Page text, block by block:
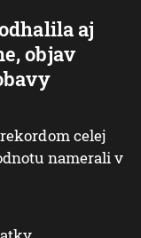
aj
objav
celej
namerali v